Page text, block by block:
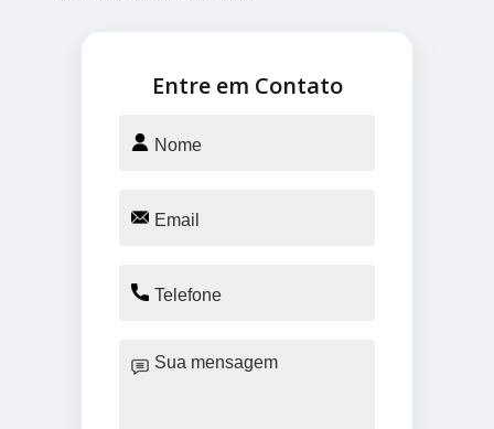
Entre em Contato